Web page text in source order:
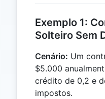
Exemplo 1:
Solteiro Sem
Cenário: Um
$5.000
crédito de 0,2 e
impostos.